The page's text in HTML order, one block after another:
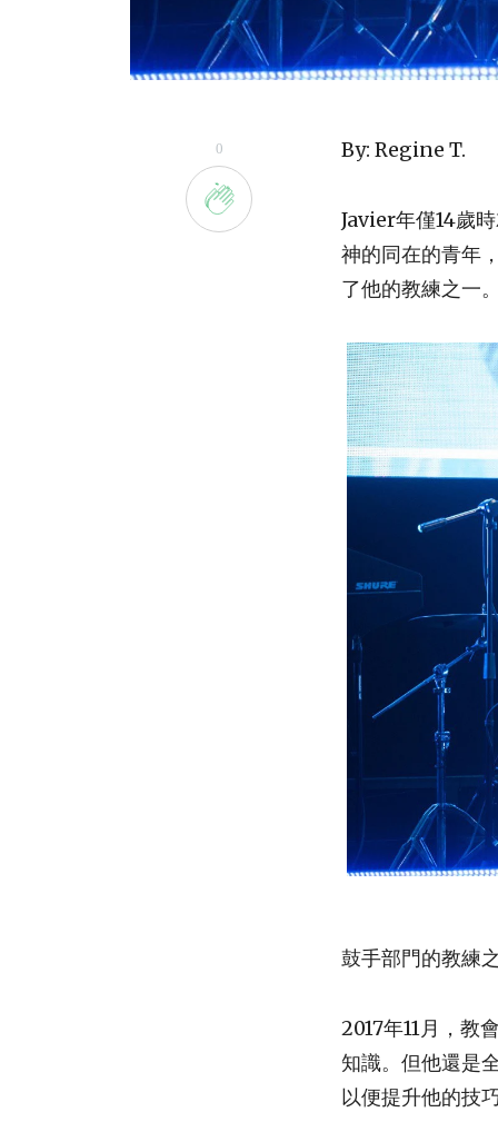
By: Regine T.
Javier年僅14歲
神的同在的青年
了他的教練之一
鼓手部門的教練
2017年11月，教
知識。但他還是
以便提升他的技
0